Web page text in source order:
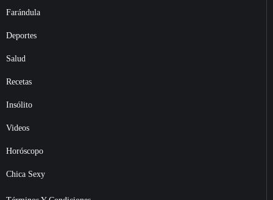
Farándula
Deportes
Salud
Recetas
Insólito
Videos
Horóscopo
Chica Sexy